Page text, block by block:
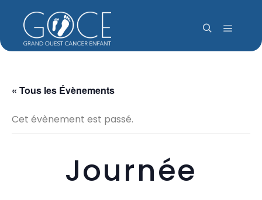
Menu
« Tous les Évènements
Cet évènement est passé.
Journée